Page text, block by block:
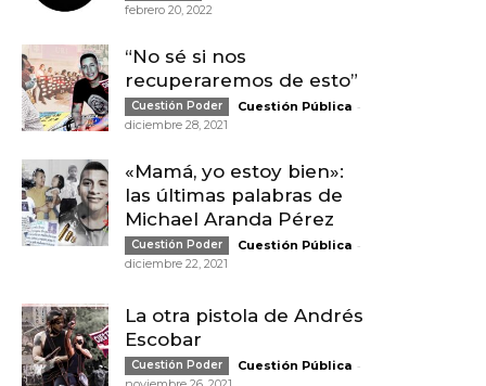
febrero 20, 2022
“No sé si nos
recuperaremos de esto”
Cuestión Poder Cuestión Pública -
diciembre 28, 2021
«Mamá, yo estoy bien»:
las últimas palabras de
Michael Aranda Pérez
Cuestión Poder Cuestión Pública -
diciembre 22, 2021
La otra pistola de Andrés
Escobar
Cuestión Poder Cuestión Pública -